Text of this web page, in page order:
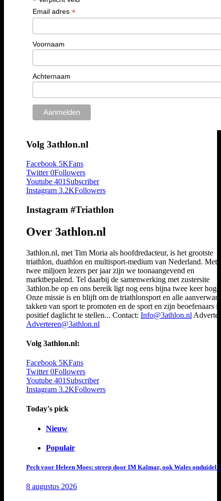
Email adres *
Voornaam
Achternaam
Volg 3athlon.nl
Facebook 5KFans
Twitter 0Followers
Youtube 401 Subscriber
Instagram 3.2KFollowers
Instagram #Triathlon
Over 3athlon.nl
3athlon.nl, met Tim Moria als hoofdredacteur, is het grootste
triathlon, duathlon en multisport-medium van Nederland. Met
twee miljoen lezers per jaar zijn we toonaangevend en
marktbepalend. Tel daarbij de samenwerking met zustersite
3athlon.be op en ons bereik ligt nog eens bijna twee keer
Onze missie is en blijft om de triathlonsport en alle
takken van sport te promoten en de sport en zijn beoefenaars
positief daglicht te stellen... Contact: Info@3athlon.nl
Adverteren@3athlon.nl
Volg 3athlon.nl:
Facebook 5KFans
Twitter 0Followers
Youtube 401 Subscriber
Instagram 3.2KFollowers
Today's pick
Nieuw
Populair
Pech voor Heleen Moes: streep door IM Kalmar, ook Wales
8 augustus 2026